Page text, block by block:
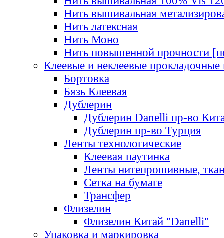
Нить вышивальная
Нить латексная
Нить Моно
Нить повышенной прочности
Клеевые и неклеевые прокладочные
Бортовка
Бязь Клеевая
Дублерин
Дублерин Danelli пр-во
Дублерин пр-во Турция
Ленты технологические
Клеевая паутинка
Ленты нитепрошивные,
Сетка на бумаге
Трансфер
Флизелин
Флизелин Китай "Danelli"
Упаковка и маркировка